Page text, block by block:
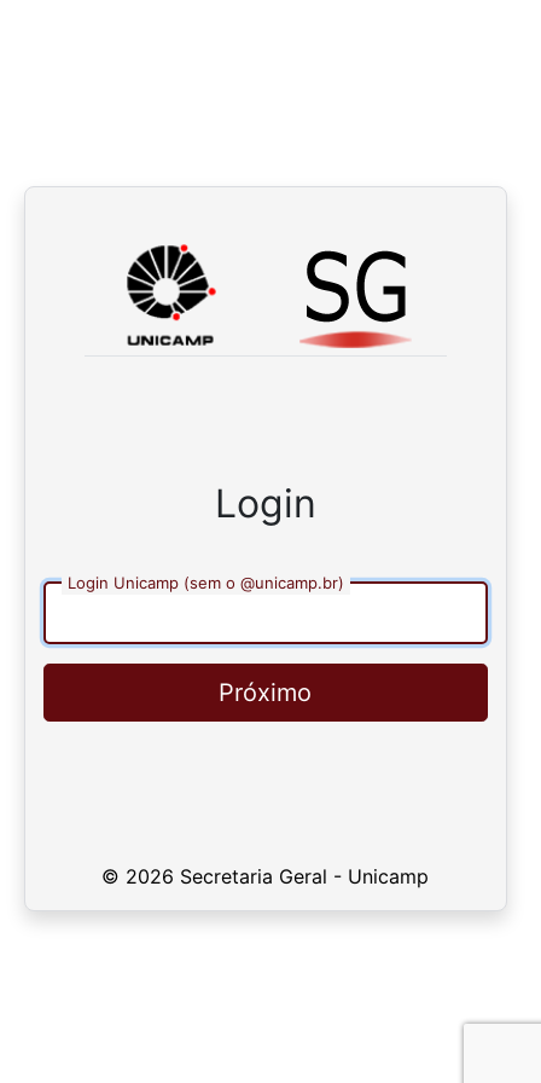
Login
Login Unicamp (sem o @unicamp.br)
Próximo
© 2026 Secretaria Geral - Unicamp